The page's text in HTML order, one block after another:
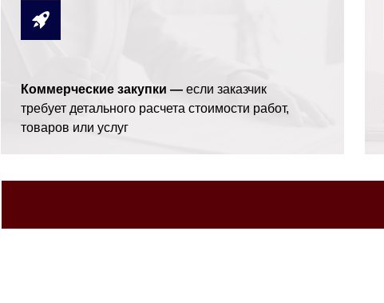
Коммерческие закупки — если заказчик
требует детального расчета стоимости работ,
товаров или услуг